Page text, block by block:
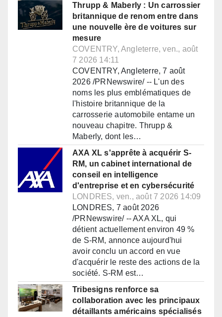
Thrupp & Maberly : Un carrossier
britannique de renom entre dans
une nouvelle ère de voitures sur
mesure
COVENTRY, Angleterre, ven., août
7 2026 14:11
COVENTRY, Angleterre, 7 août
2026 /PRNewswire/ -- L'un des
noms les plus emblématiques de
l'histoire britannique de la
carrosserie automobile entame un
nouveau chapitre. Thrupp &
Maberly, dont les…
AXA XL s'apprête à acquérir S-
RM, un cabinet international de
conseil en intelligence
d'entreprise et en cybersécurité
LONDRES, ven., août 7 2026 14:09
LONDRES, 7 août 2026
/PRNewswire/ -- AXA XL, qui
détient actuellement environ 49 %
de S-RM, annonce aujourd'hui
avoir conclu un accord en vue
d'acquérir le reste des actions de la
société. S-RM est…
Tribesigns renforce sa
collaboration avec les principaux
détaillants américains spécialisés